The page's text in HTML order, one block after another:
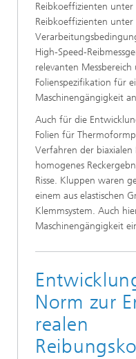
Reibkoeffizienten
Reibkoeffizienten unter
High-Speed-
relevanten
Folienspezifikation für
Maschinengängigkeit
Auch für die
Folien für
Verfahren der biaxialen
homogenes
Risse. Kluppen waren
einem aus elastischen
Klemmsystem. Auch
Maschinengängigkeit
Norm zur
realen